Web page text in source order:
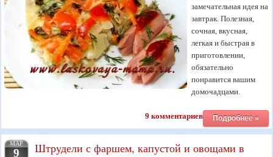
замечательная идея на
завтрак. Полезная,
сочная, вкусная,
легкая и быстрая в
приготовлении,
обязательно
понравится вашим
домочадцами.
Подробнее »
9 комментариев
МАР
9
Штрудели с фаршем, капустой и овощами в